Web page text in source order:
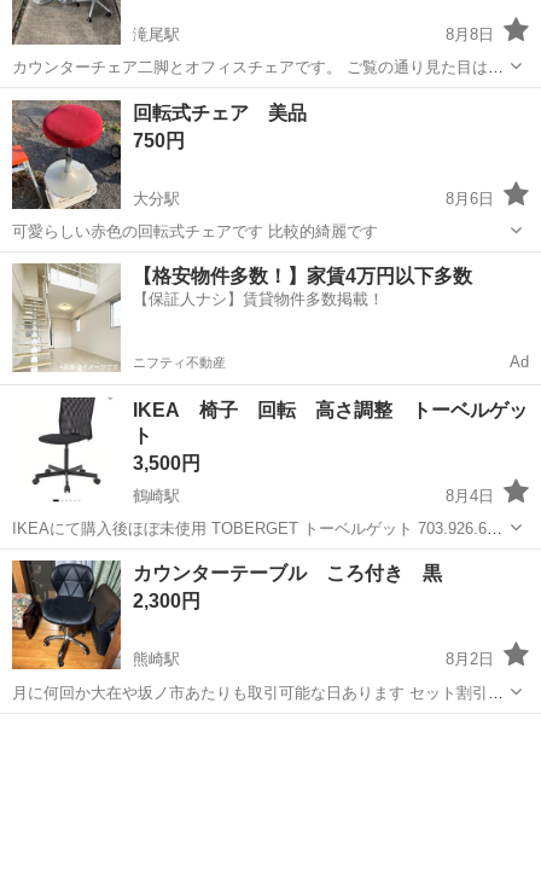
滝尾駅
8月8日
カウンターチェア二脚とオフィスチェアです。 ご覧の通り見た目はか
なり痛んでいますが、 油圧部分やコロコロ部分はバリバリ健在です。
室内保管でした。 もし、ご自身でメンテナンスして使う方や、屋外で
使う方、夏休みの自由工作に使う...
大分 大分市 滝尾駅
回転式チェア 美品
750円
大分駅
8月6日
可愛らしい赤色の回転式チェアです 比較的綺麗です
大分 大分市 大分駅 椅子
【格安物件多数！】家賃4万円以下多数
【保証人ナシ】賃貸物件多数掲載！
ニフティ不動産 Ad
IKEA 椅子 回転 高さ調整 トーベルゲッ
ト
3,500円
鶴崎駅
8月4日
IKEAにて購入後ほぼ未使用 TOBERGET トーベルゲット 703.926.60
チェアの高さを調節できるので、自分に合った高さで快適に座れます
安全キャスターは感圧式ロック機能付き。立ち上がるとチェアが動か
ないよう...
大分 大分市 鶴崎駅
カウンターテーブル ころ付き 黒
2,300円
熊崎駅
8月2日
月に何回か大在や坂ノ市あたりも取引可能な日あります セット割引あ
ります 動物買ってません タバコ吸いません できれば平日、土曜日午